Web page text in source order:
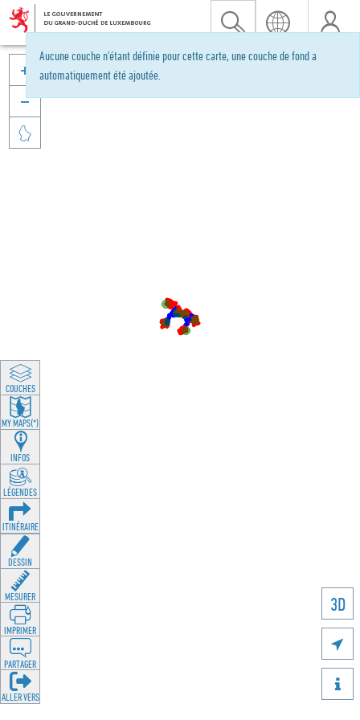
3D





COUCHES
MY MAPS(*)
INFOS
LÉGENDES
ITINÉRAIRE
DESSIN
MESURER
IMPRIMER
PARTAGER
ALLER VERS
Aucune couche n'étant définie pour cette carte, une couche de fond a
automatiquement été ajoutée.